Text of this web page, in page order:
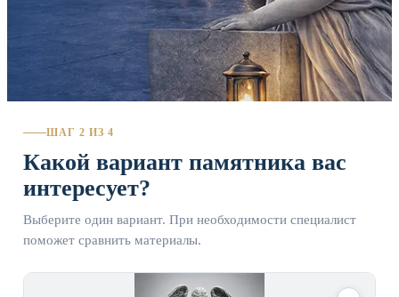
ШАГ 2 ИЗ 4
Какой вариант памятника вас
интересует?
Выберите один вариант. При необходимости специалист
поможет сравнить материалы.